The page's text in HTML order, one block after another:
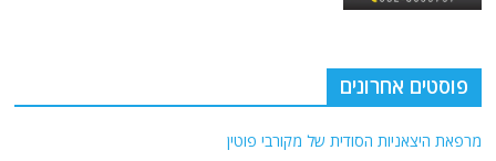
פוסטים אחרונים
מרפאת היצאניות הסודית של מקורבי פוטין